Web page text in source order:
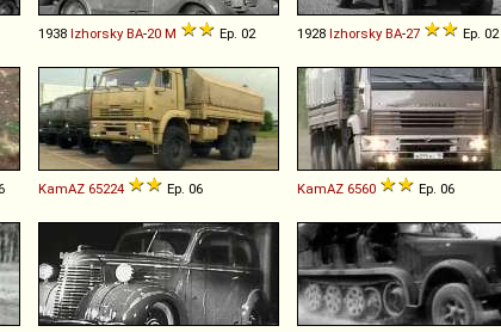
1938 Izhorsky BA-20 M Ep. 02 1928 Izhorsky BA-27 Ep. 02
KamAZ 65224 Ep. 06 KamAZ 6560 Ep. 06